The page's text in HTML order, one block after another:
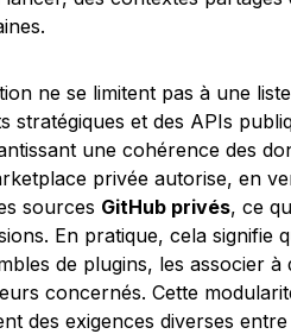
ne se limitent pas à une
stratégiques et des APIs
une cohérence des
privée autorise, en
sources GitHub privés, ce
En pratique, cela signifie
de plugins, les associer à
concernés. Cette
des exigences diverses entre